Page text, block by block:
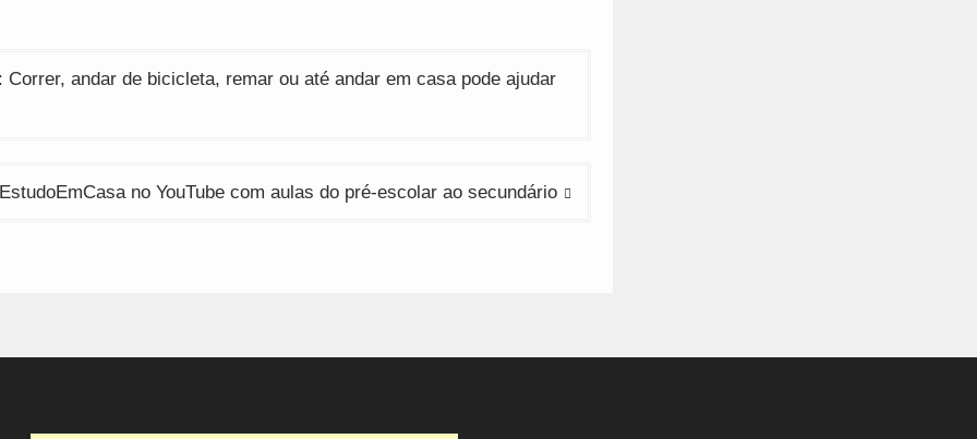
Correr, andar de bicicleta, remar ou até andar em casa pode ajudar
no YouTube com aulas do pré-escolar ao secundário